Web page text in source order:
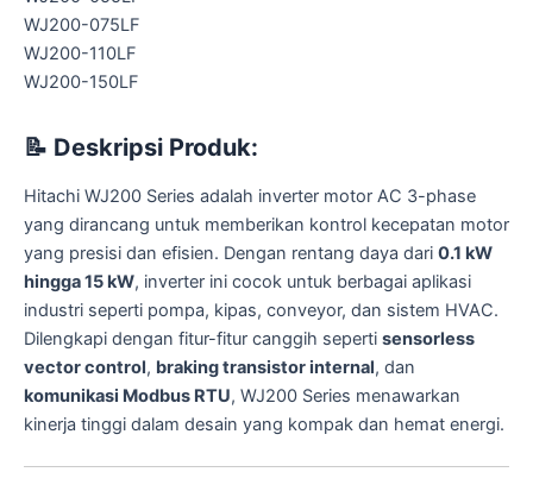
WJ200-075LF
WJ200-110LF
WJ200-150LF
📝 Deskripsi Produk:
Hitachi WJ200 Series adalah inverter motor AC 3-phase
yang dirancang untuk memberikan kontrol kecepatan motor
yang presisi dan efisien. Dengan rentang daya dari 0.1 kW
hingga 15 kW, inverter ini cocok untuk berbagai aplikasi
industri seperti pompa, kipas, conveyor, dan sistem HVAC.
Dilengkapi dengan fitur-fitur canggih seperti sensorless
vector control, braking transistor internal, dan
komunikasi Modbus RTU, WJ200 Series menawarkan
kinerja tinggi dalam desain yang kompak dan hemat energi.